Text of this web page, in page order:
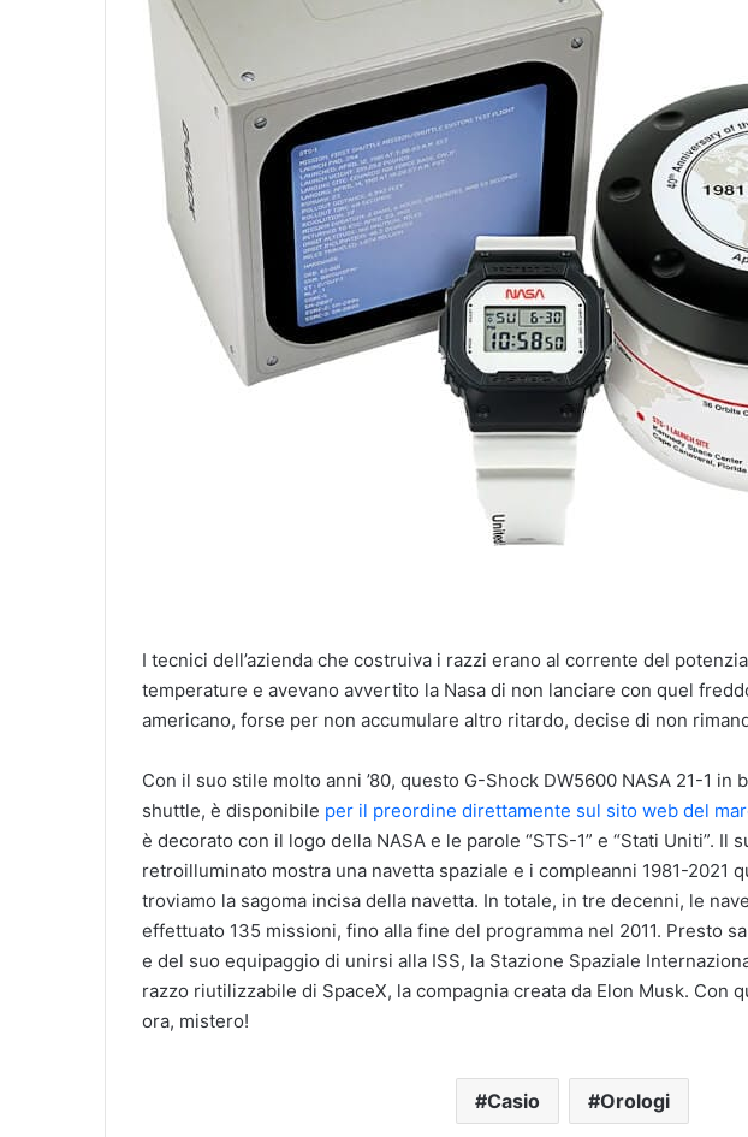
I tecnici dell’azienda che costruiva i razzi erano al corrente del
temperature e avevano avvertito la Nasa di non lanciare con quel
americano, forse per non accumulare altro ritardo, decise di non
Con il suo stile molto anni ’80, questo G-Shock DW5600 NASA 21-1 in
shuttle, è disponibile per il preordine direttamente sul sito web del
è decorato con il logo della NASA e le parole “STS-1” e “Stati Uniti”. Il
retroilluminato mostra una navetta spaziale e i compleanni 1981-2021
troviamo la sagoma incisa della navetta. In totale, in tre decenni, le
effettuato 135 missioni, fino alla fine del programma nel 2011. Presto
e del suo equipaggio di unirsi alla ISS, la Stazione Spaziale
razzo riutilizzabile di SpaceX, la compagnia creata da Elon Musk. Con
ora, mistero!
Casio Orologi